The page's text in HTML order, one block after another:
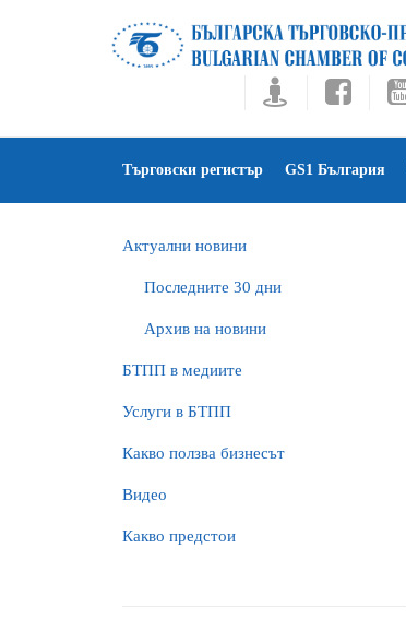
Търговски регистър GS1 България
Актуални новини
Последните 30 дни
Архив на новини
БTПП в медиите
Услуги в БТПП
Какво ползва бизнесът
Видео
Какво предстои